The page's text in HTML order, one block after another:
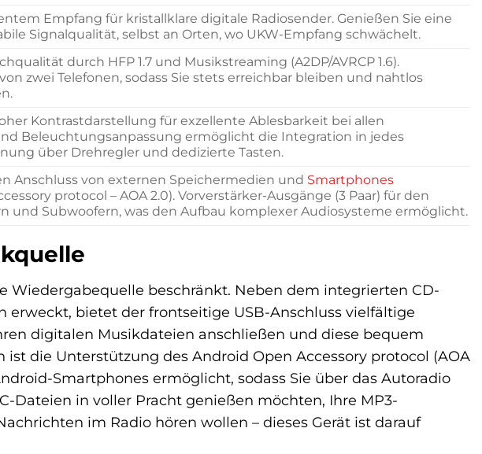
Empfang für kristallklare digitale Radiosender. Genießen Sie eine
Signalqualität, selbst an Orten, wo UKW-Empfang schwächelt.
durch HFP 1.7 und Musikstreaming (A2DP/AVRCP 1.6).
zwei Telefonen, sodass Sie stets erreichbar bleiben und nahtlos
Kontrastdarstellung für exzellente Ablesbarkeit bei allen
Beleuchtungsanpassung ermöglicht die Integration in jedes
über Drehregler und dedizierte Tasten.
Anschluss von externen Speichermedien und Smartphones
protocol – AOA 2.0). Vorverstärker-Ausgänge (3 Paar) für den
und Subwoofern, was den Aufbau komplexer Audiosysteme ermöglicht.
Wiedergabequelle beschränkt. Neben dem integrierten CD-
bietet der frontseitige USB-Anschluss vielfältige
digitalen Musikdateien anschließen und diese bequem
die Unterstützung des Android Open Accessory protocol (AOA
Smartphones ermöglicht, sodass Sie über das Autoradio
Dateien in voller Pracht genießen möchten, Ihre MP3-
im Radio hören wollen – dieses Gerät ist darauf